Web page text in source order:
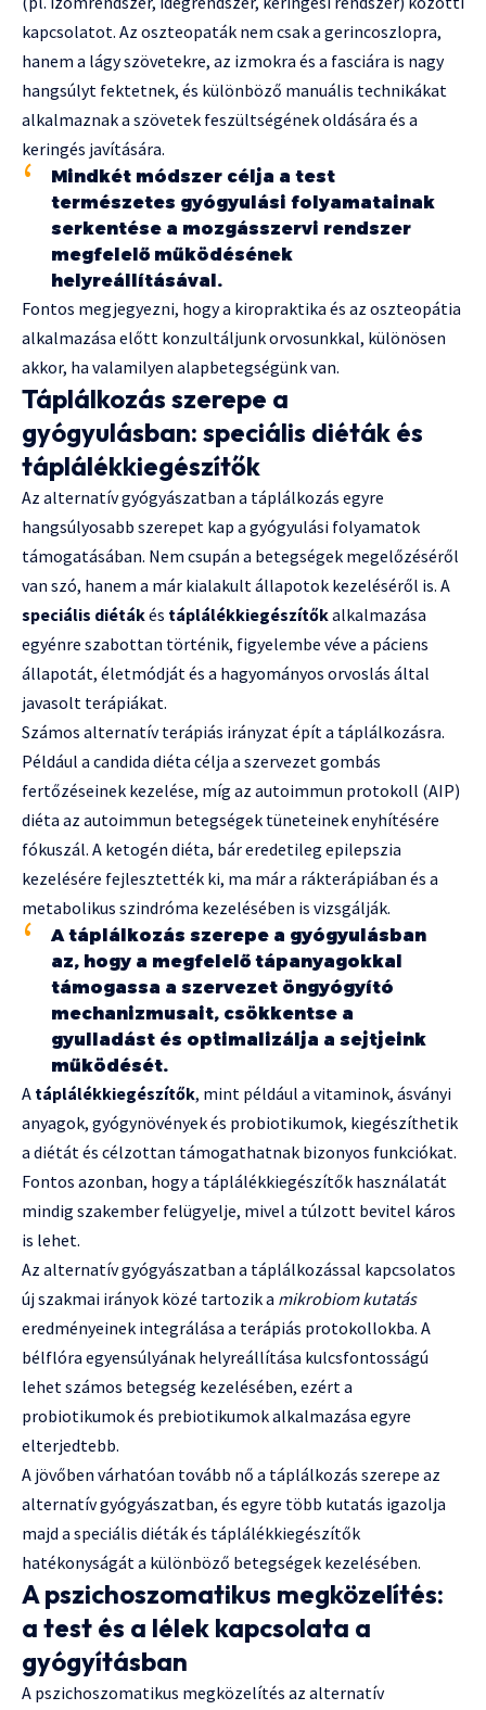
kapcsolatot. Az oszteopaták nem csak a gerincoszlopra,
hanem a lágy szövetekre, az izmokra és a fasciára is nagy
hangsúlyt fektetnek, és különböző manuális technikákat
alkalmaznak a szövetek feszültségének oldására és a
keringés javítására.
Mindkét módszer célja a test
természetes gyógyulási folyamatainak
serkentése a mozgásszervi rendszer
megfelelő működésének
helyreállításával.
Fontos megjegyezni, hogy a kiropraktika és az oszteopátia
alkalmazása előtt konzultáljunk orvosunkkal, különösen
akkor, ha valamilyen alapbetegségünk van.
Táplálkozás szerepe a
gyógyulásban: speciális diéták és
táplálékkiegészítők
Az alternatív gyógyászatban a táplálkozás egyre
hangsúlyosabb szerepet kap a gyógyulási folyamatok
támogatásában. Nem csupán a betegségek megelőzéséről
van szó, hanem a már kialakult állapotok kezeléséről is. A
speciális diétákés táplálékkiegészítőkalkalmazása
egyénre szabottan történik, figyelembe véve a páciens
állapotát, életmódját és a hagyományos orvoslás által
javasolt terápiákat.
Számos alternatív terápiás irányzat épít a táplálkozásra.
Például a candida diéta célja a szervezet gombás
fertőzéseinek kezelése, míg az autoimmun protokoll (AIP)
diéta az autoimmun betegségek tüneteinek enyhítésére
fókuszál. A ketogén diéta, bár eredetileg epilepszia
kezelésére fejlesztették ki, ma már a rákterápiában és a
metabolikus szindróma kezelésében is vizsgálják.
A táplálkozás szerepe a gyógyulásban
az, hogy a megfelelő tápanyagokkal
támogassa a szervezet öngyógyító
mechanizmusait, csökkentse a
gyulladást és optimalizálja a sejtjeink
működését.
A táplálékkiegészítők, mint például a vitaminok, ásványi
anyagok, gyógynövények és probiotikumok, kiegészíthetik
a diétát és célzottan támogathatnak bizonyos funkciókat.
Fontos azonban, hogy a táplálékkiegészítők használatát
mindig szakember felügyelje, mivel a túlzott bevitel káros
is lehet.
Az alternatív gyógyászatban a táplálkozással kapcsolatos
új szakmai irányok közé tartozik a mikrobiom kutatás
eredményeinek integrálása a terápiás protokollokba. A
bélflóra egyensúlyának helyreállítása kulcsfontosságú
lehet számos betegség kezelésében, ezért a
probiotikumok és prebiotikumok alkalmazása egyre
elterjedtebb.
A jövőben várhatóan tovább nő a táplálkozás szerepe az
alternatív gyógyászatban, és egyre több kutatás igazolja
majd a speciális diéták és táplálékkiegészítők
hatékonyságát a különböző betegségek kezelésében.
A pszichoszomatikus megközelítés:
a test és a lélek kapcsolata a
gyógyításban
A pszichoszomatikus megközelítés az alternatív